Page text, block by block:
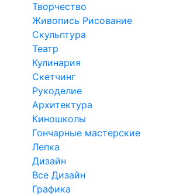
Творчество
Живопись Рисование
Скульптура
Театр
Кулинария
Скетчинг
Рукоделие
Архитектура
Киношколы
Гончарные мастерские
Лепка
Дизайн
Все Дизайн
Графика